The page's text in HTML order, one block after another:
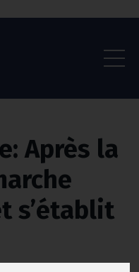
Après la
s’établit